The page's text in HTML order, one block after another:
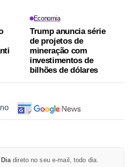
Economia
Trump anuncia série
de projetos de
mineração com
investimentos de
bilhões de dólares
direto no seu e-mail, todo dia.